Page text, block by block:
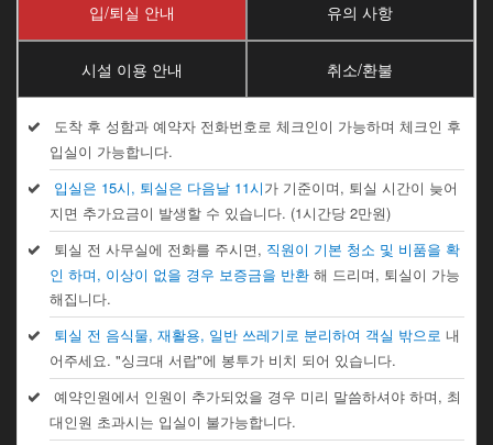
입/퇴실 안내 유의 사항
시설 이용 안내 취소/환불
도착 후 성함과 예약자 전화번호로 체크인이 가능하며 체크인 후
입실이 가능합니다.
입실은 15시, 퇴실은 다음날 11시가 기준이며, 퇴실 시간이 늦어
지면 추가요금이 발생할 수 있습니다. (1시간당 2만원)
퇴실 전 사무실에 전화를 주시면, 직원이 기본 청소 및 비품을 확
인 하며, 이상이 없을 경우 보증금을 반환해 드리며, 퇴실이 가능
해집니다.
퇴실 전 음식물, 재활용, 일반 쓰레기로 분리하여 객실 밖으로 내
어주세요. "싱크대 서랍"에 봉투가 비치 되어 있습니다.
예약인원에서 인원이 추가되었을 경우 미리 말씀하셔야 하며, 최
대인원 초과시는 입실이 불가능합니다.